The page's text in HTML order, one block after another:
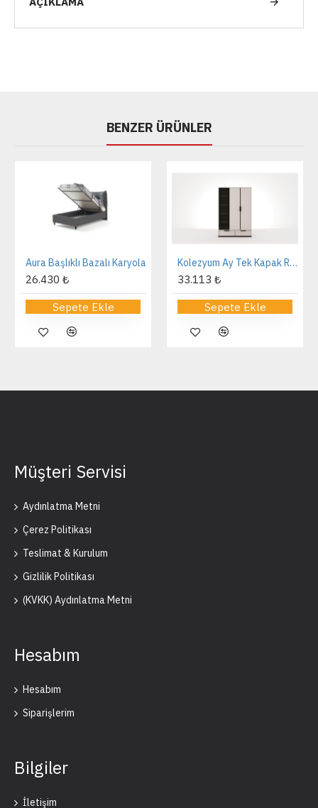
BENZER ÜRÜNLER
Aura Başlıklı Bazalı Karyola
26.430 ₺
Sepete Ekle
Kolezyum Ay Tek Kapak Reflekte Dolap
33.113 ₺
Sepete Ekle
Müşteri Servisi
Aydınlatma Metni
Çerez Politikası
Teslimat & Kurulum
Gizlilik Politikası
(KVKK) Aydınlatma Metni
Hesabım
Hesabım
Siparişlerim
Bilgiler
İletişim